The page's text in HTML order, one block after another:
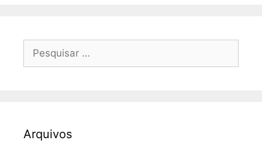
por:
Arquivos